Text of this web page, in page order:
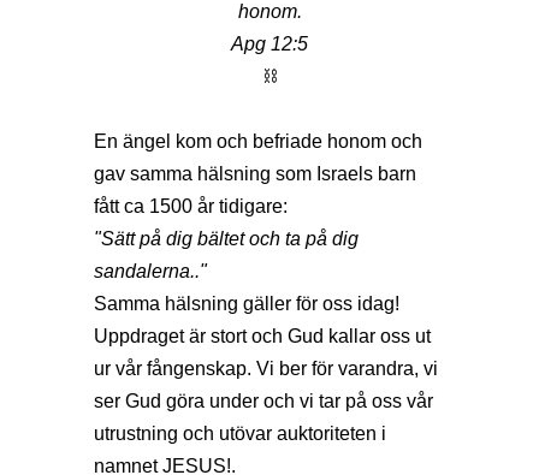
honom.
Apg 12:5
⛓
En ängel kom och befriade honom och
gav samma hälsning som Israels barn
fått ca 1500 år tidigare:
"Sätt på dig bältet och ta på dig
sandalerna.."
Samma hälsning gäller för oss idag!
Uppdraget är stort och Gud kallar oss ut
ur vår fångenskap. Vi ber för varandra, vi
ser Gud göra under och vi tar på oss vår
utrustning och utövar auktoriteten i
namnet JESUS!.